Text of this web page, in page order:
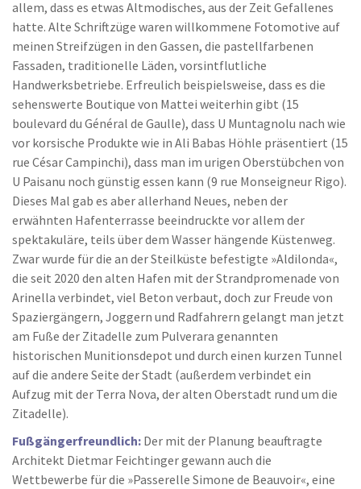
allem, dass es etwas Altmodisches, aus der Zeit Gefallenes
hatte. Alte Schriftzüge waren willkommene Fotomotive auf
meinen Streifzügen in den Gassen, die pastellfarbenen
Fassaden, traditionelle Läden, vorsintflutliche
Handwerksbetriebe. Erfreulich beispielsweise, dass es die
sehenswerte Boutique von Mattei weiterhin gibt (15
boulevard du Général de Gaulle), dass U Muntagnolu nach wie
vor korsische Produkte wie in Ali Babas Höhle präsentiert (15
rue César Campinchi), dass man im urigen Oberstübchen von
U Paisanu noch günstig essen kann (9 rue Monseigneur Rigo).
Dieses Mal gab es aber allerhand Neues, neben der
erwähnten Hafenterrasse beeindruckte vor allem der
spektakuläre, teils über dem Wasser hängende Küstenweg.
Zwar wurde für die an der Steilküste befestigte »Aldilonda«,
die seit 2020 den alten Hafen mit der Strandpromenade von
Arinella verbindet, viel Beton verbaut, doch zur Freude von
Spaziergängern, Joggern und Radfahrern gelangt man jetzt
am Fuße der Zitadelle zum Pulverara genannten
historischen Munitionsdepot und durch einen kurzen Tunnel
auf die andere Seite der Stadt (außerdem verbindet ein
Aufzug mit der Terra Nova, der alten Oberstadt rund um die
Zitadelle).
Fußgängerfreundlich: Der mit der Planung beauftragte
Architekt Dietmar Feichtinger gewann auch die
Wettbewerbe für die »Passerelle Simone de Beauvoir«, eine